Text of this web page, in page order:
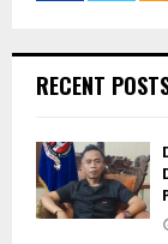
RECENT